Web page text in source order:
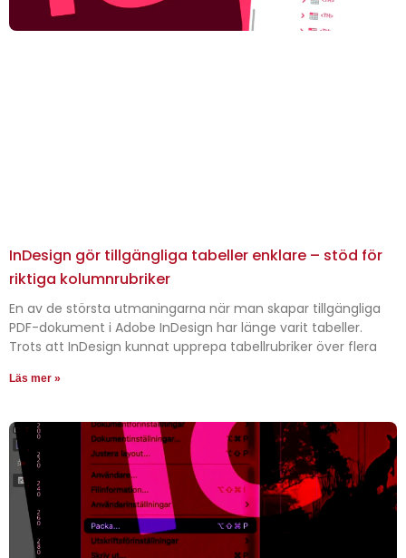
InDesign gör tillgängliga tabeller enklare – stöd för
riktiga kolumnrubriker
En av de största utmaningarna när man skapar tillgängliga
PDF-dokument i Adobe InDesign har länge varit tabeller.
Trots att InDesign kunnat upprepa tabellrubriker över flera
Läs mer »